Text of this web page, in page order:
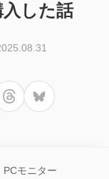
した話
PCモニター